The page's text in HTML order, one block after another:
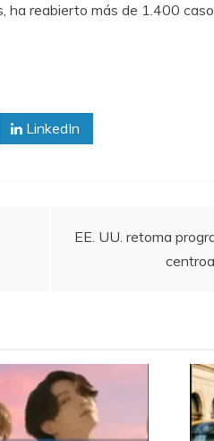
ha reabierto más de 1.400
LinkedIn
EE. UU. retoma